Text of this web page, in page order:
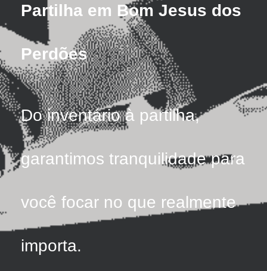
Partilha em Bom Jesus dos
Perdões
Do inventário à partilha,
garantimos tranquilidade para
você focar no que realmente
importa.